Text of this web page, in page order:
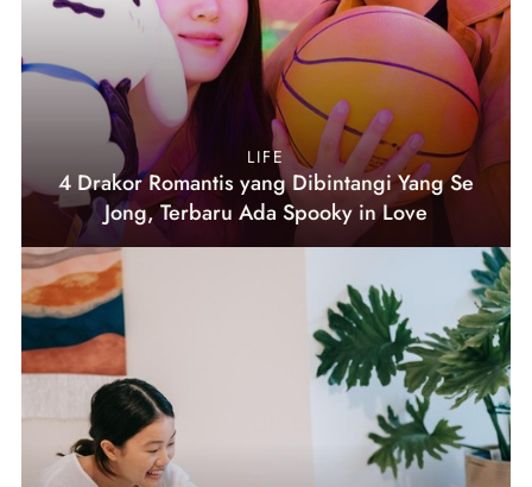
LIFE
4 Drakor Romantis yang Dibintangi Yang Se
Jong, Terbaru Ada Spooky in Love